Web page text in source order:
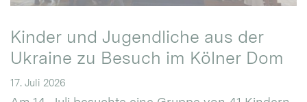
Kinder und Jugendliche aus der
Ukraine zu Besuch im Kölner Dom
17. Juli 2026